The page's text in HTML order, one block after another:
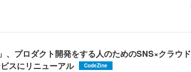
、プロダクト開発をする人のためのSNS×クラウ
スにリニューアル
CodeZine